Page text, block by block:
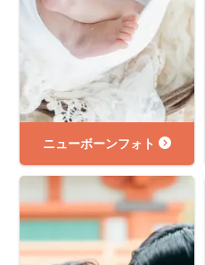
ニューボーンフォト